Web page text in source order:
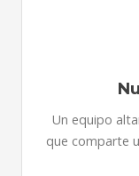
Un equipo
que comparte